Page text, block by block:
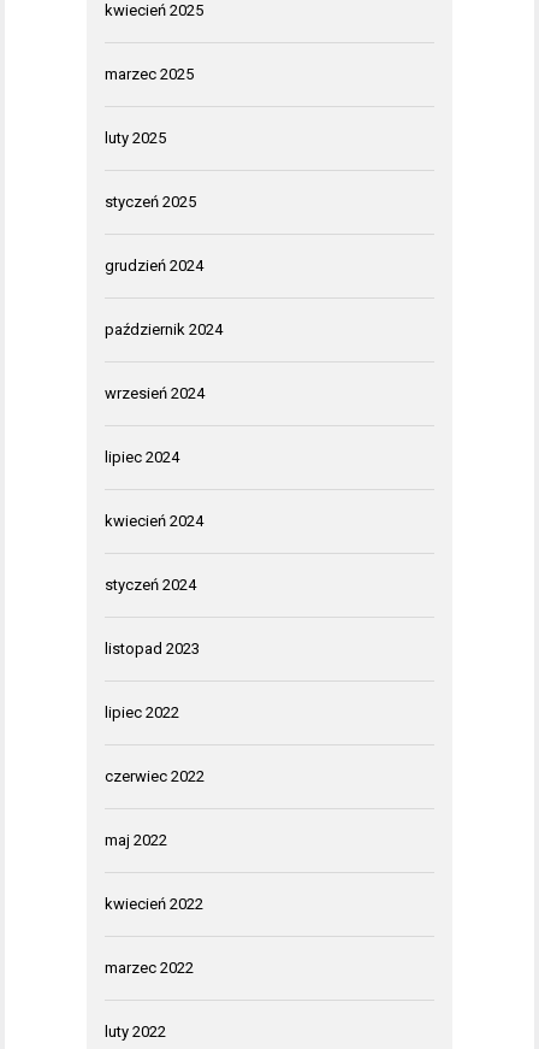
kwiecień 2025
marzec 2025
luty 2025
styczeń 2025
grudzień 2024
październik 2024
wrzesień 2024
lipiec 2024
kwiecień 2024
styczeń 2024
listopad 2023
lipiec 2022
czerwiec 2022
maj 2022
kwiecień 2022
marzec 2022
luty 2022